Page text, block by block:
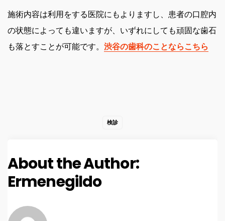
施術内容は利用をする医院にもよりますし、患者の口腔内
の状態によっても違いますが、いずれにしても頑固な歯石
も落とすことが可能です。 渋谷の歯科のことならこちら
検診
About the Author:
Ermenegildo